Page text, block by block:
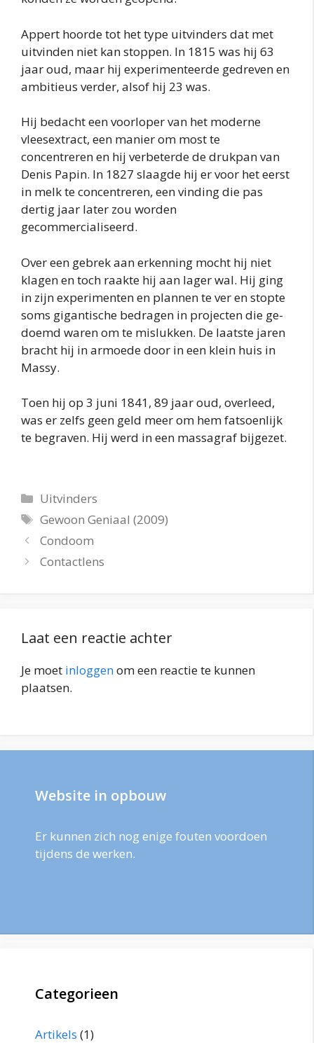
Appert hoorde tot het type uitvinders dat met
uitvinden niet kan stoppen. In 1815 was hij 63
jaar oud, maar hij experimenteerde gedreven en
ambitieus verder, alsof hij 23 was.
Hij bedacht een voorloper van het moderne
vleesextract, een manier om most te
concentreren en hij verbeterde de drukpan van
Denis Papin. In 1827 slaagde hij er voor het eerst
in melk te concentreren, een vinding die pas
dertig jaar later zou worden
gecommercialiseerd.
Over een gebrek aan erkenning mocht hij niet
klagen en toch raakte hij aan lager wal. Hij ging
in zijn experimenten en plannen te ver en stopte
soms gigantische bedragen in projecten die ge-
doemd waren om te mislukken. De laatste jaren
bracht hij in armoede door in een klein huis in
Massy.
Toen hij op 3 juni 1841, 89 jaar oud, overleed,
was er zelfs geen geld meer om hem fatsoenlijk
te begraven. Hij werd in een massagraf bijgezet.
Categorieën
Uitvinders
Tags
Gewoon Geniaal (2009)
Condoom
Contactlens
Laat een reactie achter
Je moet inloggenom een reactie te kunnen
plaatsen.
Website in opbouw
Er kunnen zich nog enige fouten voordoen
tijdens de werken.
Categorieen
Artikels (1)